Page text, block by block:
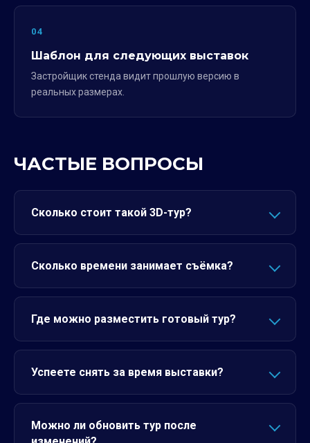
04
Шаблон для следующих выставок
Застройщик стенда видит прошлую версию в
реальных размерах.
ЧАСТЫЕ ВОПРОСЫ
Сколько стоит такой 3D-тур?
Сколько времени занимает съёмка?
Где можно разместить готовый тур?
Успеете снять за время выставки?
Можно ли обновить тур после